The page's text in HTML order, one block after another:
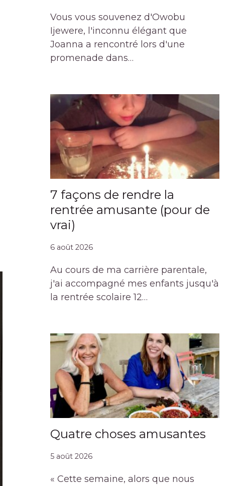
Vous vous souvenez d'Owobu
Ijewere, l'inconnu élégant que
Joanna a rencontré lors d'une
promenade dans…
7 façons de rendre la
rentrée amusante (pour de
vrai)
6 août 2026
Au cours de ma carrière parentale,
j'ai accompagné mes enfants jusqu'à
la rentrée scolaire 12…
Quatre choses amusantes
5 août 2026
« Cette semaine, alors que nous